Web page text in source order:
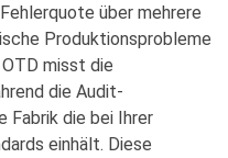
über mehrere
Produktionsprobleme
misst die
die Audit-
die bei Ihrer
einhält. Diese